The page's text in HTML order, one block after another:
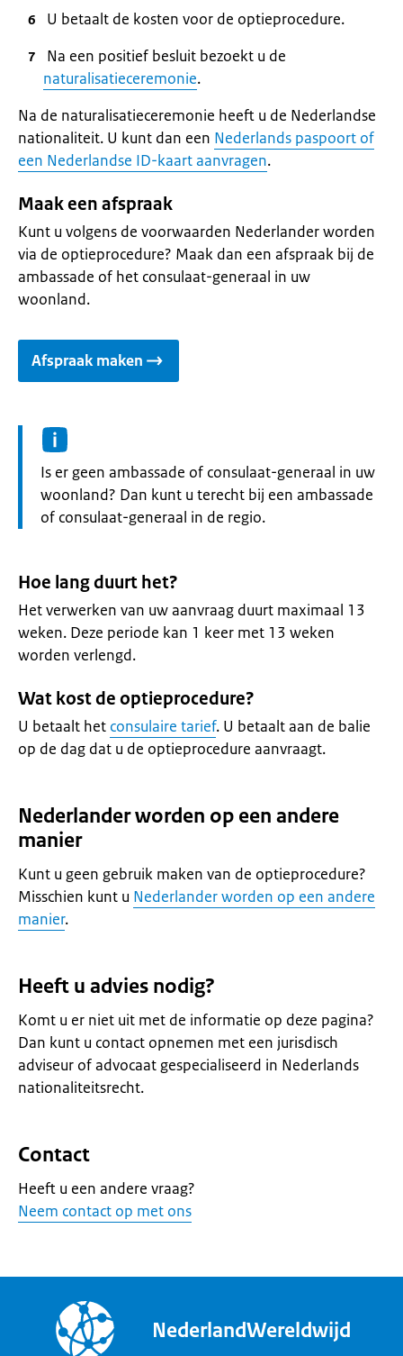
U betaalt de kosten voor de optieprocedure.
Na een positief besluit bezoekt u de
naturalisatieceremonie.
Na de naturalisatieceremonie heeft u de Nederlandse
nationaliteit. U kunt dan een Nederlands paspoort of
een Nederlandse ID-kaart aanvragen.
Maak een afspraak
Kunt u volgens de voorwaarden Nederlander worden
via de optieprocedure? Maak dan een afspraak bij de
ambassade of het consulaat-generaal in uw
woonland.
Afspraak maken
Informatie:
Is er geen ambassade of consulaat-generaal in uw
woonland? Dan kunt u terecht bij een ambassade
of consulaat-generaal in de regio.
Hoe lang duurt het?
Het verwerken van uw aanvraag duurt maximaal 13
weken. Deze periode kan 1 keer met 13 weken
worden verlengd.
Wat kost de optieprocedure?
U betaalt het consulaire tarief. U betaalt aan de balie
op de dag dat u de optieprocedure aanvraagt.
Nederlander worden op een andere
manier
Kunt u geen gebruik maken van de optieprocedure?
Misschien kunt u Nederlander worden op een andere
manier.
Heeft u advies nodig?
Komt u er niet uit met de informatie op deze pagina?
Dan kunt u contact opnemen met een jurisdisch
adviseur of advocaat gespecialiseerd in Nederlands
nationaliteitsrecht.
Contact
Heeft u een andere vraag?
Neem contact op met ons
NederlandWereldwijd